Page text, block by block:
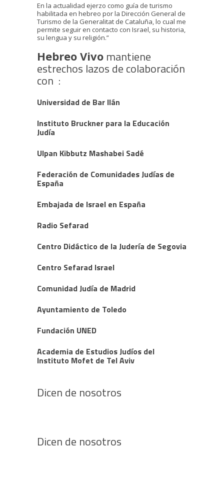
En la actualidad ejerzo como guía de turismo
habilitada en hebreo por la Dirección General de
Turismo de la Generalitat de Cataluña, lo cual me
permite seguir en contacto con Israel, su historia,
su lengua y su religión.”
Hebreo Vivo mantiene
estrechos lazos de colaboración
con :
Universidad de Bar Ilán
Instituto Bruckner para la Educación
Judía
Ulpan Kibbutz Mashabei Sadé
Federación de Comunidades Judías de
España
Embajada de Israel en España
Radio Sefarad
Centro Didáctico de la Judería de Segovia
Centro Sefarad Israel
Comunidad Judía de Madrid
Ayuntamiento de Toledo
Fundación UNED
Academia de Estudios Judíos del
Instituto Mofet de Tel Aviv
Dicen de nosotros
Dicen de nosotros